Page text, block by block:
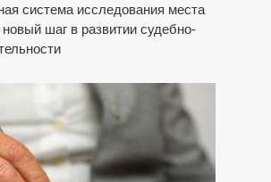
система исследования места
шаг в развитии судебно-